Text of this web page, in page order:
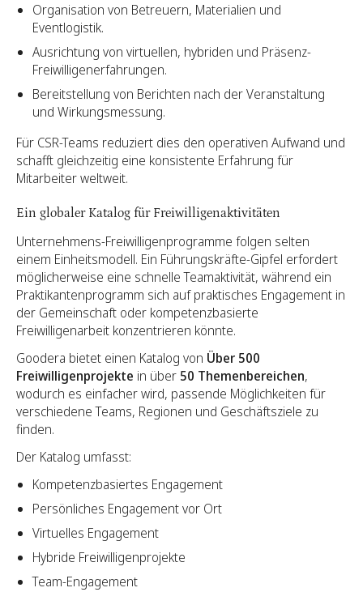
Organisation von Betreuern, Materialien und
Eventlogistik.
Ausrichtung von virtuellen, hybriden und Präsenz-
Freiwilligenerfahrungen.
Bereitstellung von Berichten nach der Veranstaltung
und Wirkungsmessung.
Für CSR-Teams reduziert dies den operativen Aufwand und
schafft gleichzeitig eine konsistente Erfahrung für
Mitarbeiter weltweit.
Ein globaler Katalog für Freiwilligenaktivitäten
Unternehmens-Freiwilligenprogramme folgen selten
einem Einheitsmodell. Ein Führungskräfte-Gipfel erfordert
möglicherweise eine schnelle Teamaktivität, während ein
Praktikantenprogramm sich auf praktisches Engagement in
der Gemeinschaft oder kompetenzbasierte
Freiwilligenarbeit konzentrieren könnte.
Goodera bietet einen Katalog von Über 500
Freiwilligenprojekte in über 50 Themenbereichen,
wodurch es einfacher wird, passende Möglichkeiten für
verschiedene Teams, Regionen und Geschäftsziele zu
finden.
Der Katalog umfasst:
Kompetenzbasiertes Engagement
Persönliches Engagement vor Ort
Virtuelles Engagement
Hybride Freiwilligenprojekte
Team-Engagement